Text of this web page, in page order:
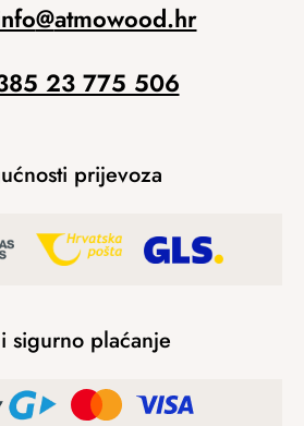
@atmowood.hr
23 775 506
prijevoza
sigurno plaćanje